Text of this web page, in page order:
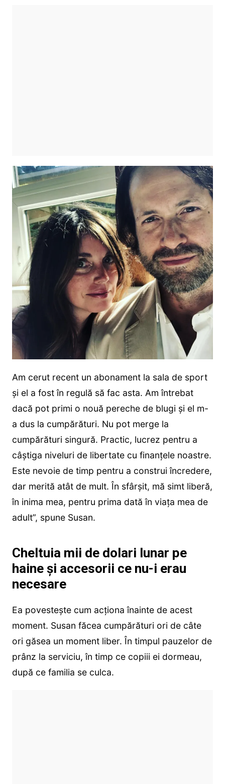
Am cerut recent un abonament la sala de sport
și el a fost în regulă să fac asta. Am întrebat
dacă pot primi o nouă pereche de blugi și el m-
a dus la cumpărături. Nu pot merge la
cumpărături singură. Practic, lucrez pentru a
câștiga niveluri de libertate cu finanțele noastre.
Este nevoie de timp pentru a construi încredere,
dar merită atât de mult. În sfârșit, mă simt liberă,
în inima mea, pentru prima dată în viața mea de
adult”, spune Susan.
Cheltuia mii de dolari lunar pe
haine și accesorii ce nu-i erau
necesare
Ea povestește cum acționa înainte de acest
moment. Susan făcea cumpărături ori de câte
ori găsea un moment liber. În timpul pauzelor de
prânz la serviciu, în timp ce copiii ei dormeau,
după ce familia se culca.